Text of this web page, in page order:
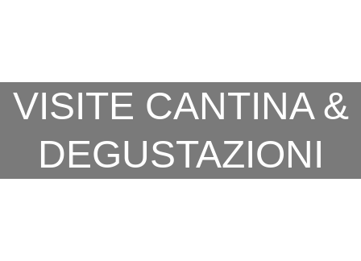
VISITE CANTINA &
DEGUSTAZIONI